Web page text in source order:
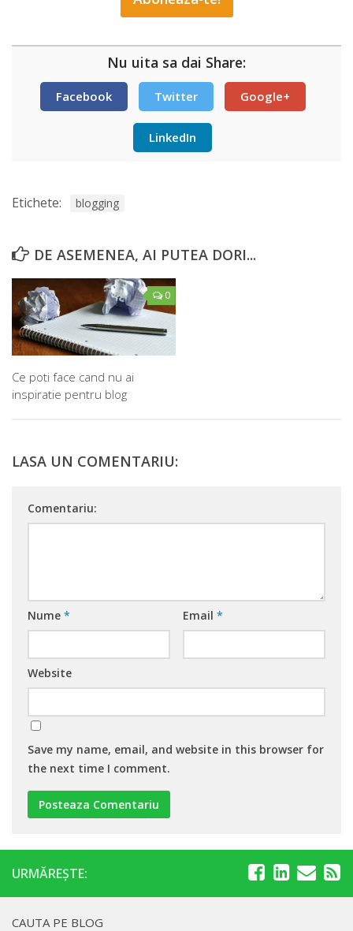
Nu uita sa dai Share:
Facebook Twitter Google+
LinkedIn
Etichete: blogging
DE ASEMENEA, AI PUTEA DORI...
0
Ce poti face cand nu ai
inspiratie pentru blog
LASA UN COMENTARIU:
Comentariu:
Nume * Email *
Website
Save my name, email, and website in this browser for
the next time I comment.
URMĂREȘTE:
CAUTA PE BLOG